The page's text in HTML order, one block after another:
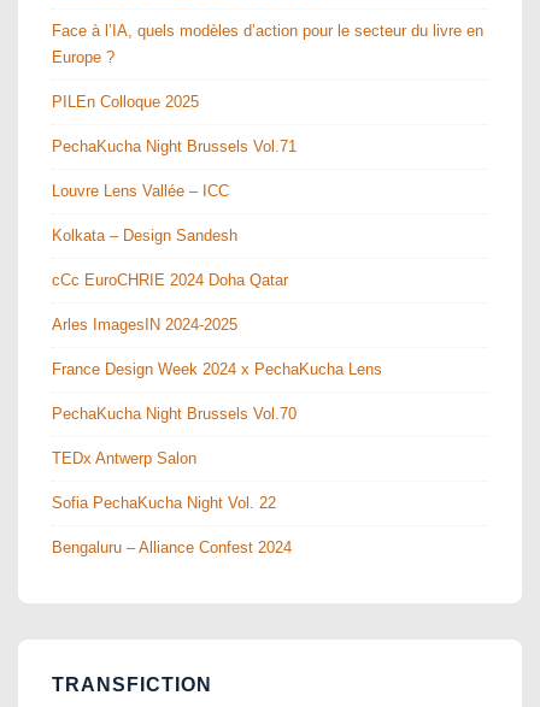
Face à l’IA, quels modèles d’action pour le secteur du livre en
Europe ?
PILEn Colloque 2025
PechaKucha Night Brussels Vol.71
Louvre Lens Vallée – ICC
Kolkata – Design Sandesh
cCc EuroCHRIE 2024 Doha Qatar
Arles ImagesIN 2024-2025
France Design Week 2024 x PechaKucha Lens
PechaKucha Night Brussels Vol.70
TEDx Antwerp Salon
Sofia PechaKucha Night Vol. 22
Bengaluru – Alliance Confest 2024
TRANSFICTION